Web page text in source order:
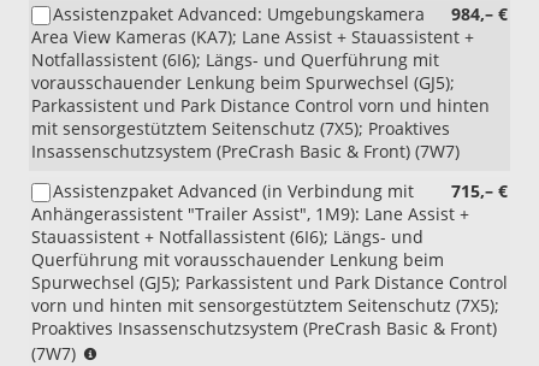
984,– €
Assistenzpaket Advanced: Umgebungskamera
Area View Kameras (KA7); Lane Assist + Stauassistent +
Notfallassistent (6I6); Längs- und Querführung mit
vorausschauender Lenkung beim Spurwechsel (GJ5);
Parkassistent und Park Distance Control vorn und hinten
mit sensorgestütztem Seitenschutz (7X5); Proaktives
Insassenschutzsystem (PreCrash Basic & Front) (7W7)
715,– €
Assistenzpaket Advanced (in Verbindung mit
Anhängerassistent "Trailer Assist", 1M9): Lane Assist +
Stauassistent + Notfallassistent (6I6); Längs- und
Querführung mit vorausschauender Lenkung beim
Spurwechsel (GJ5); Parkassistent und Park Distance Control
vorn und hinten mit sensorgestütztem Seitenschutz (7X5);
Proaktives Insassenschutzsystem (PreCrash Basic & Front)
(7W7)